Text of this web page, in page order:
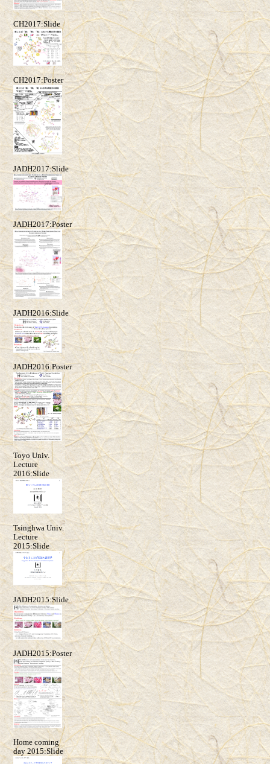
CH2017:Slide
CH2017:Poster
JADH2017:Slide
JADH2017:Poster
JADH2016:Slide
JADH2016:Poster
Toyo Univ.
Lecture
2016:Slide
Tsinghwa Univ.
Lecture
2015:Slide
JADH2015:Slide
JADH2015:Poster
Home coming
day 2015:Slide